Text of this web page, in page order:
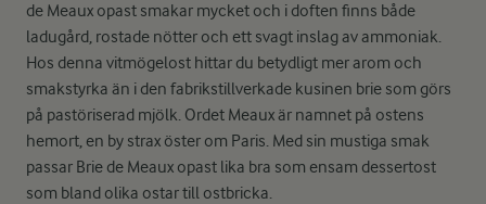
de Meaux opast smakar mycket och i doften finns både
ladugård, rostade nötter och ett svagt inslag av ammoniak.
Hos denna vitmögelost hittar du betydligt mer arom och
smakstyrka än i den fabrikstillverkade kusinen brie som görs
på pastöriserad mjölk. Ordet Meaux är namnet på ostens
hemort, en by strax öster om Paris. Med sin mustiga smak
passar Brie de Meaux opast lika bra som ensam dessertost
som bland olika ostar till ostbricka.